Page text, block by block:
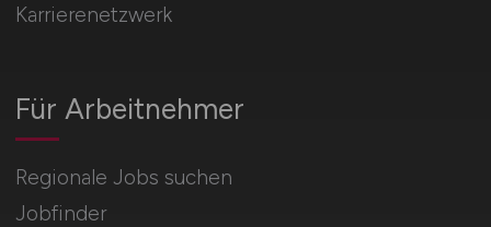
Für Arbeitnehmer
Regionale Jobs suchen
Jobfinder
Karrierenetzwerk